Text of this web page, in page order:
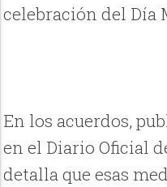
celebración del Día
En los acuerdos,
en el Diario Oficial
detalla que esas